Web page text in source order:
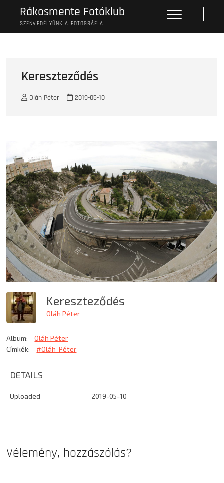
content
Rákosmente Fotóklub
SZENVEDÉLYÜNK A FOTOGRÁFIA
M
e
n
Kereszteződés
Oláh Péter 2019-05-10
Kereszteződés
Oláh Péter
Album:
Oláh Péter
Címkék:
#Oláh_Péter
DETAILS
Uploaded 2019-05-10
Vélemény, hozzászólás?